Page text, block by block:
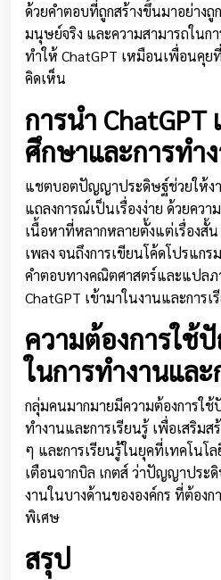
ด้วยคำตอบที่ถูกสร้างขึ้นมาอย่างถู
มนุษย์จริง และความสามารถในก
ทำให้ ChatGPT เหมือนเพื่อนคุย
คิดเห็น
การนำ ChatGPT
ศึกษาและการทำ
แชตบอตปัญญาประดิษฐ์ช่วยให้ง
แถลงการณ์เป็นเรื่องง่าย ด้วยควา
เนื้อหาที่หลากหลายตั้งแต่เรื่องสั้น
เพลง จนถึงการเขียนโค้ดโปรแกร
คำตอบทางคณิตศาสตร์และแปลภ
ChatGPT เข้ามาในงานและการเ
ความต้องการใ
ในการทำงานและ
กลุ่มคนมากมายมีความต้องการใ
ทำงานและการเรียนรู้ เพื่อเสริมส
ๆ และการเรียนรู้ในยุคที่เทคโนโ
เตือนจากบิล เกตส์ ว่าปัญญาประ
งานในบางด้านขององค์กร ที่ต้อง
พิเศษ
สรุป